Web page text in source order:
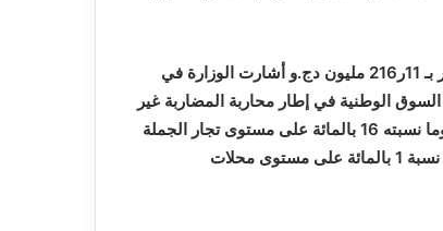
يضاف إلى ذلك 51080 لتر من زيت المائدة المدعم, بقيمة إجمالية تقدر بـ 11ر216 مليون دج.و أشارت الوزارة في
مستوى السوق الوطنية في إطار محاربة المضاربة غير
المشروعة تمت على مستوى محلات التجارة بالتجزئة (17953 تدخل), وما نسبته 16 بالمائة على مستوى تجار الجملة
(3.662 تدخل) و 4 بالمائة بمؤسسات الانتاج (833 تدخل) فيما سجلت نسبة 1 بالمائة على مستوى محلات